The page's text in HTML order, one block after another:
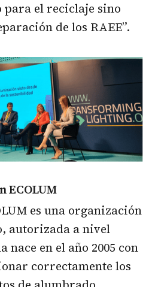
para el reciclaje sino
de los RAEE”.
ECOLUM
es una organización
autorizada a nivel
nace en el año 2005 con
correctamente los